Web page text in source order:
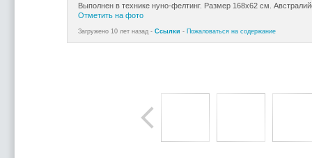
Выполнен в технике нуно-фелтинг. Размер 168х62 см.
Отметить на фото
Загружено 10 лет назад - Ссылки - Пожаловаться на содержание